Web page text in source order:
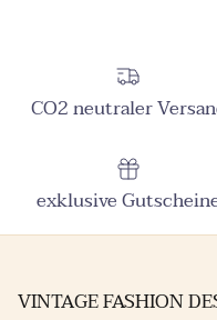
CO2 neutraler
exklusive
VINTAGE FASHION